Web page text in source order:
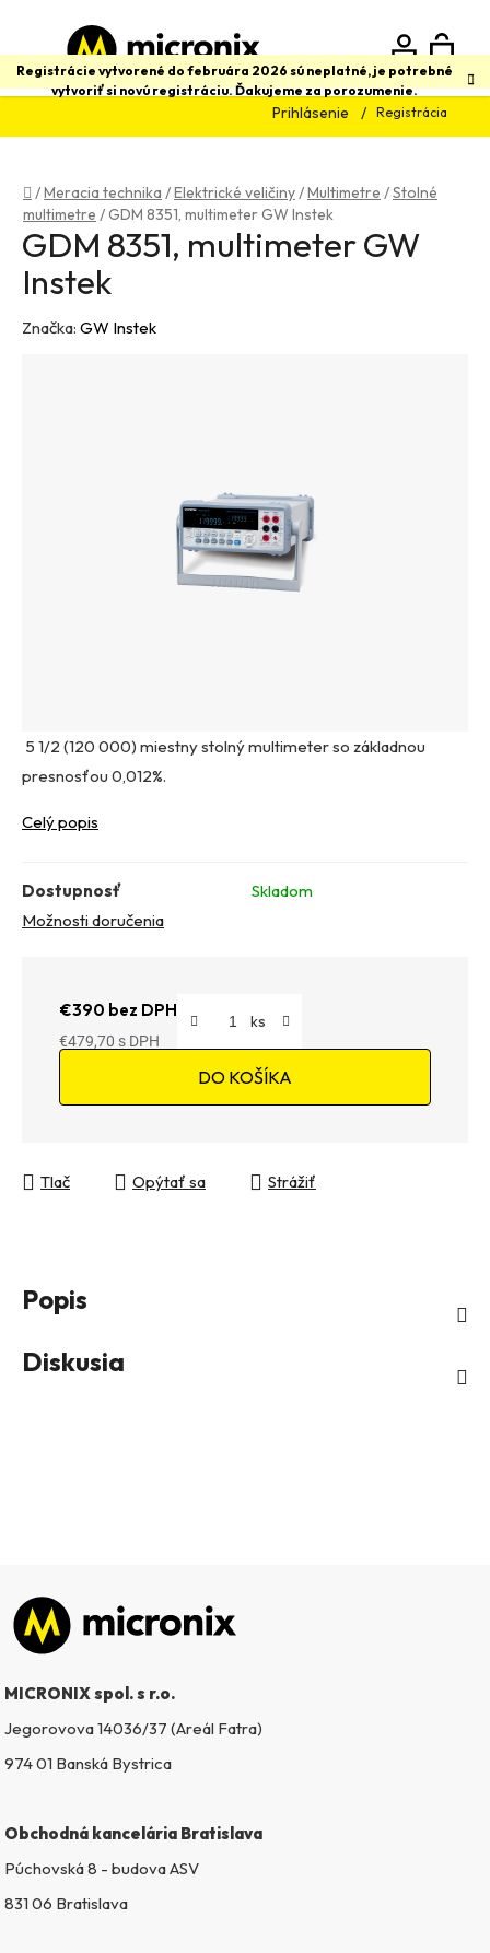
obsah
Registrácie vytvorené do februára 2026 sú neplatné, je potrebné
vytvoriť si novú registráciu. Ďakujeme za porozumenie.
Prihlásenie Registrácia
Hľadať
Domov
/Meracia technika /Elektrické veličiny/Multimetre /Stolné
multimetre /GDM 8351, multimeter GW Instek
5 1/2 (120 000) miestny stolný multimeter so základnou
presnosťou 0,012%.
Celý popis
Dostupnosť
Skladom
Možnosti doručenia
€390 bez DPH
€479,70
DO KOŠÍKA
Tlač Opýtať sa Strážiť
GDM 8351, multimeter GW
Instek
Značka: GW Instek
Popis
Diskusia
Zápätie
MICRONIX spol. s r.o.
Jegorovova 14036/37 (Areál Fatra)
974 01 Banská Bystrica
Obchodná kancelária Bratislava
Púchovská 8 - budova ASV
831 06 Bratislava